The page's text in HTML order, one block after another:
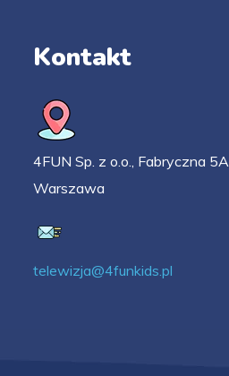
Kontakt
4FUN Sp. z o.o., Fabryczna
Warszawa
telewizja@4funkids.pl